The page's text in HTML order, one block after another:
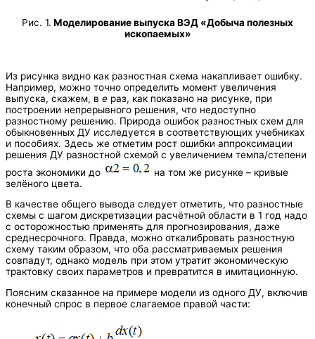
Рис. 1. Моделирование выпуска ВЭД «Добыча полезных
ископаемых»
Из рисунка видно как разностная схема накапливает ошибку.
Например, можно точно определить момент увеличения
выпуска, скажем, в e раз, как показано на рисунке, при
построении непрерывного решения, что недоступно
разностному решению. Природа ошибок разностных схем для
обыкновенных ДУ исследуется в соответствующих учебниках
и пособиях. Здесь же отметим рост ошибки аппроксимации
решения ДУ разностной схемой с увеличением темпа/степени
роста экономики до
на том же рисунке – кривые
зелёного цвета.
В качестве общего вывода следует отметить, что разностные
схемы с шагом дискретизации расчётной области в 1 год надо
с осторожностью применять для прогнозирования, даже
среднесрочного. Правда, можно откалибровать разностную
схему таким образом, что оба рассматриваемых решения
совпадут, однако модель при этом утратит экономическую
трактовку своих параметров и превратится в имитационную.
Поясним сказанное на примере модели из одного ДУ, включив
конечный спрос в первое слагаемое правой части: